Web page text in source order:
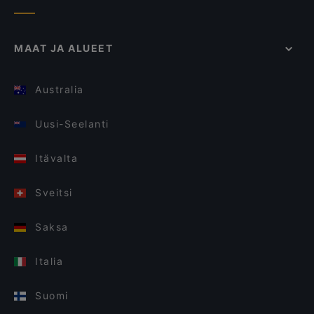
johon on helppo astua nauttimaan kaviaaria.
MAAT JA ALUEET
Australia
Uusi-Seelanti
Itävalta
Sveitsi
Saksa
Italia
Suomi